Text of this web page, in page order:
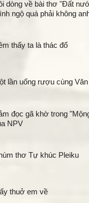
dòng về bài thơ "Đất
ngộ quá phải không
thấy ta là thác đổ
lần uống rượu cùng
đọc gã khờ trong
NPV
thơ Tự khúc Pleiku
thuở em về